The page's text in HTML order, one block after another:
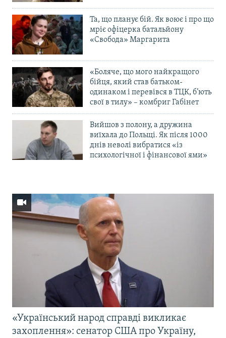
Та, що планує бій. Як воює і про що
мріє офіцерка батальйону
«Свобода» Маргарита
«Боляче, що мого найкращого
бійця, який став батьком-
одинаком і перевівся в ТЦК, б’ють
свої в тилу» – комбриг Габінет
Вийшов з полону, а дружина
виїхала до Польщі. Як після 1000
днів неволі вибратися «із
психологічної і фінансової ями»
«Український народ справді викликає
захоплення»: сенатор США про Україну,